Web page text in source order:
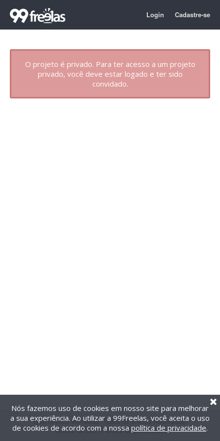
Login Cadastre-se
O projeto é privado. Para ter acesso a um projeto
privado, você deve estar logado e ter sido
convidado.
@2014-2026 99Freelas. Todos os direitos reservados.
Termos de uso| Política de privacidade
Nós fazemos uso de cookies em nosso site para melhorar
a sua experiência. Ao utilizar a 99Freelas, você aceita o uso
de cookies de acordo com a nossa política de privacidade.